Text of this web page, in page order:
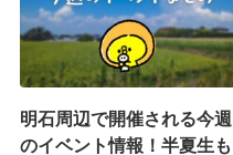
明石周辺で開催される今週
のイベント情報！半夏生も